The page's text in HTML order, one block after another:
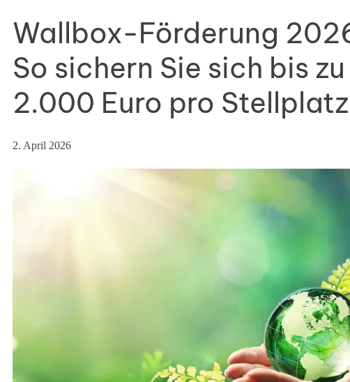
Wallbox-Förderung
So sichern Sie sich bis zu
2.000 Euro pro Stellplatz
2. April 2026